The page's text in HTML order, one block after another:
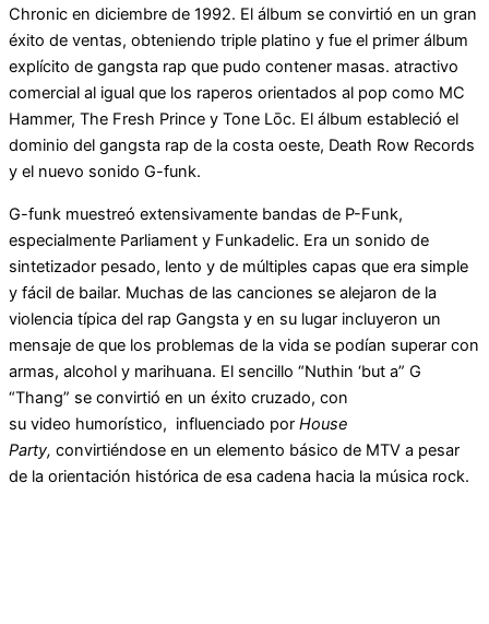
Chronic en diciembre de 1992. El álbum se convirtió en un gran
éxito de ventas, obteniendo triple platino y fue el primer álbum
explícito de gangsta rap que pudo contener masas. atractivo
comercial al igual que los raperos orientados al pop como MC
Hammer, The Fresh Prince y Tone Lōc. El álbum estableció el
dominio del gangsta rap de la costa oeste, Death Row Records
y el nuevo sonido G-funk.
G-funk muestreó extensivamente bandas de P-Funk,
especialmente Parliament y Funkadelic. Era un sonido de
sintetizador pesado, lento y de múltiples capas que era simple
y fácil de bailar. Muchas de las canciones se alejaron de la
violencia típica del rap Gangsta y en su lugar incluyeron un
mensaje de que los problemas de la vida se podían superar con
armas, alcohol y marihuana. El sencillo “Nuthin ‘but a” G
“Thang” se convirtió en un éxito cruzado, con
su video humorístico, influenciado por House
Party, convirtiéndose en un elemento básico de MTV a pesar
de la orientación histórica de esa cadena hacia la música rock.